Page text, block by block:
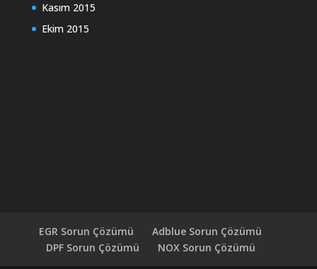
Kasım 2015
Ekim 2015
EGR Sorun Çözümü
Adblue Sorun Çözümü
DPF Sorun Çözümü
NOX Sorun Çözümü